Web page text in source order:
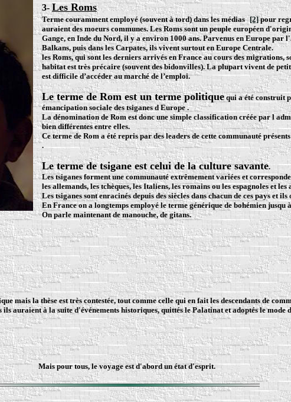
3-Les Roms
Terme couramment employé (souvent à tord) dans les médias [2]pour
auraient des moeurs communes. Les Roms sont un peuple européen
Gange, en Inde du Nord, il y a environ 1000 ans. Parvenus en Europe par
Balkans, puis dans les Carpates, ils vivent surtout en Europe Centrale.
les Roms, qui sont les derniers arrivés en France au cours des
habitat est très précaire (souvent des bidonvilles). La plupart vivent de
est difficile d’accéder au marché de l’emploi.
Le terme de Rom est un terme politiquequi a été construit
émancipation sociale des tsiganes d Europe .
La dénomination de Rom est donc une simple classification créée par l
bien différentes entre elles.
Ce terme de Rom a été repris par des leaders de cette communauté
.
Le terme de tsigane est celui de la culture savante.
Les tsiganes forment une communauté extrêmement variées et
les allemands, les tchèques, les Italiens, les romains ou les espagnoles et les
Les tsiganes sont enracinés depuis des siècles dans chacun de ces pays et
En France on a longtemps employé le terme générique de bohémien jusqu
On parle maintenant de manouche, de gitans.
mais la thèse est très contestée, tout comme celle qui en fait les descendants de
auraient à la suite d'événements historiques, quittés le Palatinat et adoptés le mode
Mais pour tous, le voyage est d'abord un état d'esprit.